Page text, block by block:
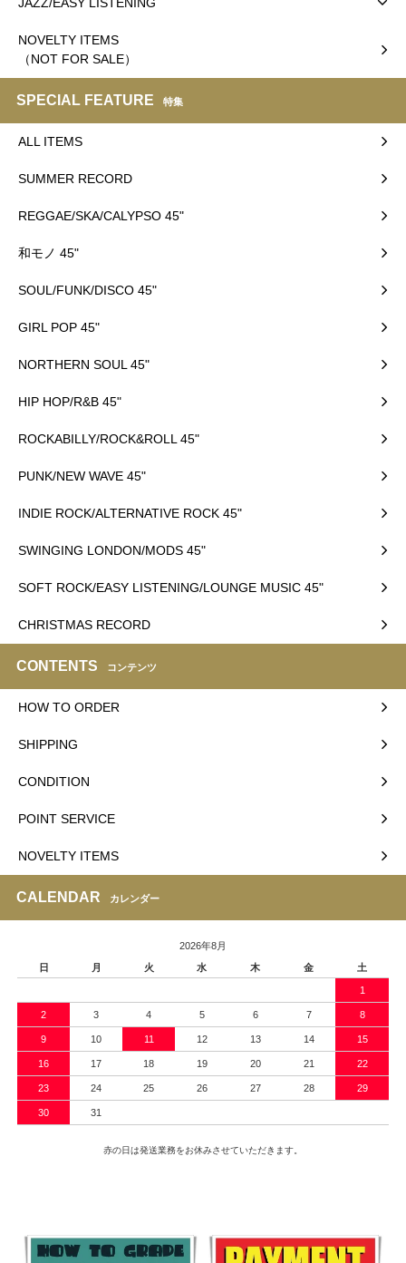
NOVELTY ITEMS
（NOT FOR SALE）
SPECIAL FEATURE 特集
ALL ITEMS
SUMMER RECORD
REGGAE/SKA/CALYPSO 45"
和モノ 45"
SOUL/FUNK/DISCO 45"
GIRL POP 45"
NORTHERN SOUL 45"
HIP HOP/R&B 45"
ROCKABILLY/ROCK&ROLL 45"
PUNK/NEW WAVE 45"
INDIE ROCK/ALTERNATIVE ROCK 45"
SWINGING LONDON/MODS 45"
SOFT ROCK/EASY LISTENING/LOUNGE MUSIC 45"
CHRISTMAS RECORD
CONTENTS コンテンツ
HOW TO ORDER
SHIPPING
CONDITION
POINT SERVICE
NOVELTY ITEMS
CALENDAR カレンダー
2026年8月
日
月 火 水 木 金 土
1
2 3 4 5 6 7 8
9 10 11 12 13 14 15
16 17 18 19 20 21 22
23 24 25 26 27 28 29
30 31
赤の日は発送業務をお休みさせていただきます。